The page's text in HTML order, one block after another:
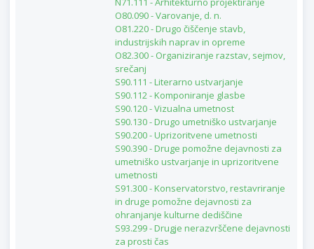
O80.090 - Varovanje, d. n.
O81.220 - Drugo čiščenje stavb,
industrijskih naprav in opreme
O82.300 - Organiziranje razstav, sejmov,
srečanj
S90.111 - Literarno ustvarjanje
S90.112 - Komponiranje glasbe
S90.120 - Vizualna umetnost
S90.130 - Drugo umetniško ustvarjanje
S90.200 - Uprizoritvene umetnosti
S90.390 - Druge pomožne dejavnosti za
umetniško ustvarjanje in uprizoritvene
umetnosti
S91.300 - Konservatorstvo, restavriranje
in druge pomožne dejavnosti za
ohranjanje kulturne dediščine
S93.299 - Drugje nerazvrščene dejavnosti
za prosti čas